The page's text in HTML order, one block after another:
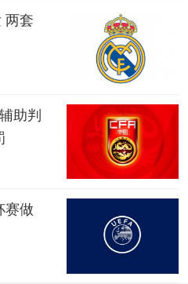
两套
助判
赛做